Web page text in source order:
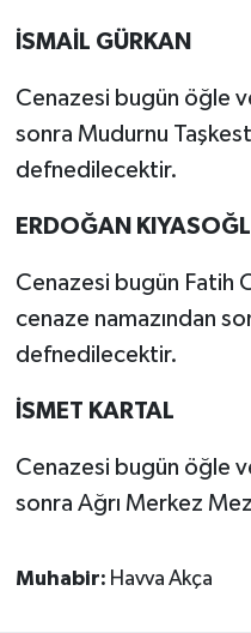
İSMAİL GÜRKAN
Cenazesi bugün öğle
sonra Mudurnu
defnedilecektir.
ERDOĞAN
Cenazesi bugün Fatih
cenaze namazından
defnedilecektir.
İSMET KARTAL
Cenazesi bugün öğle
sonra Ağrı Merkez
Muhabir: Havva Akça